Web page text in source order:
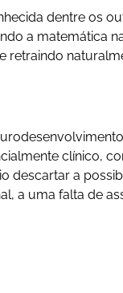
dentre os
a matemática
retraindo
clínico,
descartar a
a uma falta de